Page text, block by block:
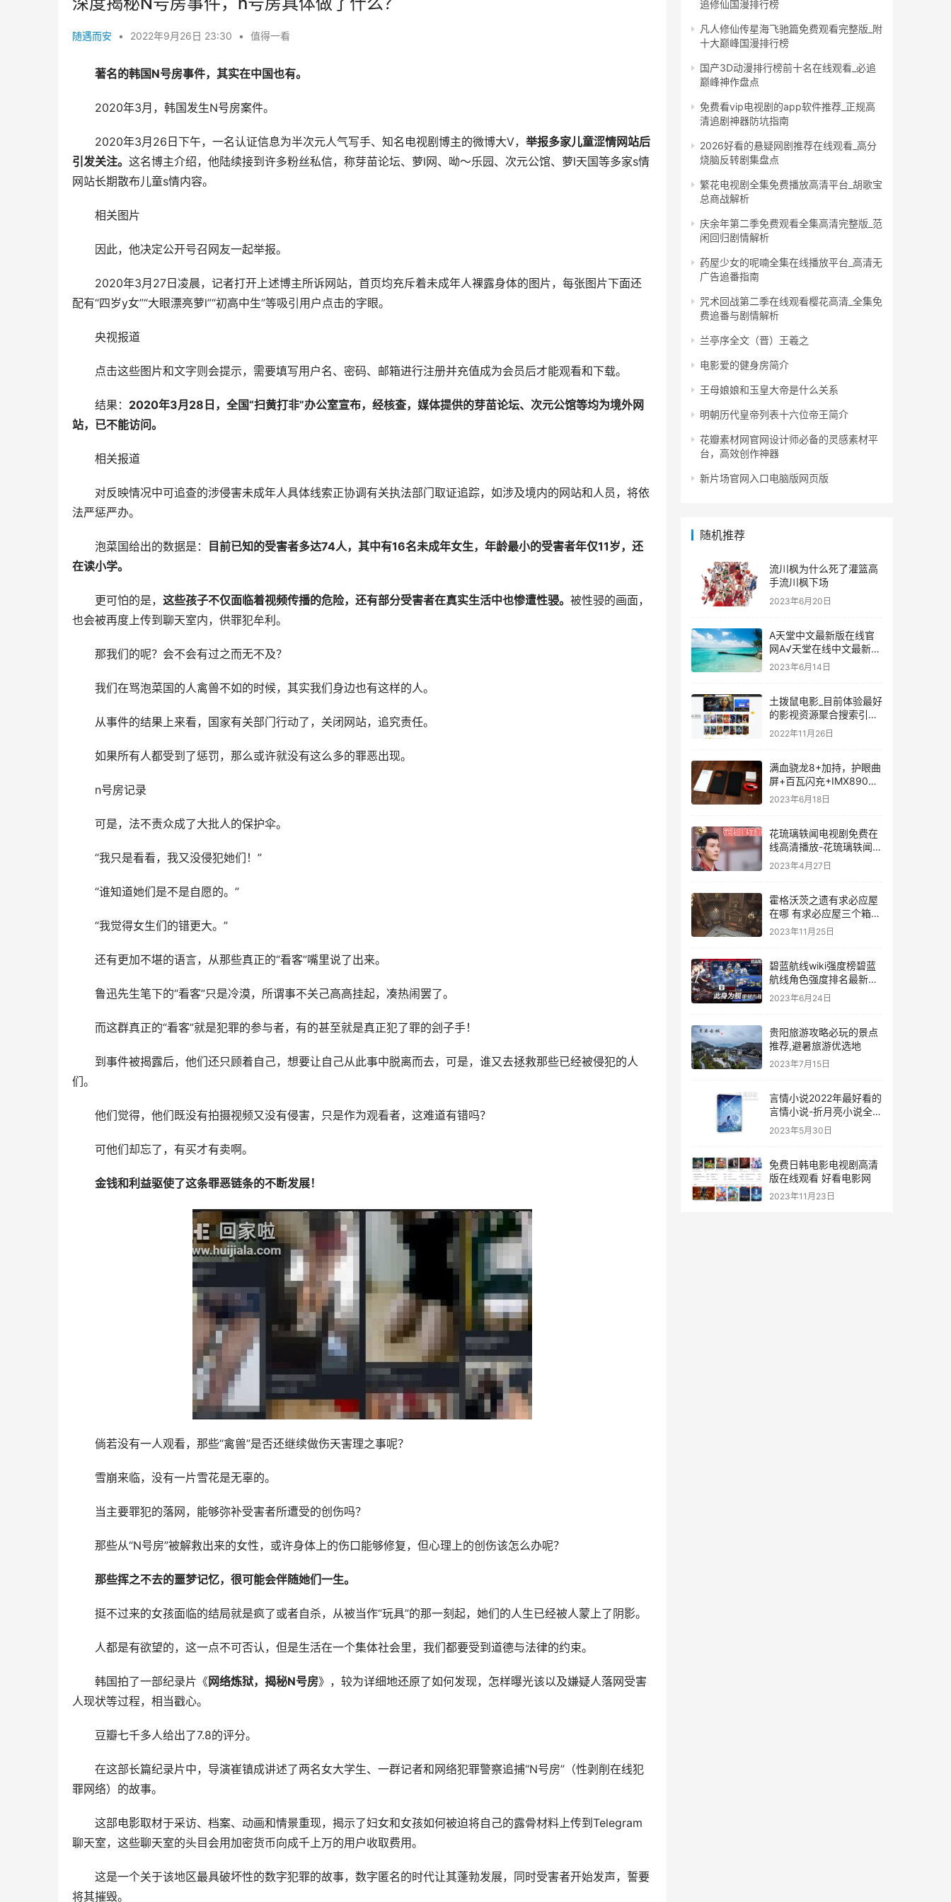
随遇而安 • 2022年9月26日 23:30 • 值得一看
著名的韩国N号房事件，其实在中国也有。
2020年3月，韩国发生N号房案件。
2020年3月26日下午，一名认证信息为半次元人气写手、知名电视剧博主的微博大V， 举报多家儿童涩情网站后
引发关注。 这名博主介绍，他陆续接到许多粉丝私信，称芽苗论坛、萝l网、呦～乐园、次元公馆、萝l天国等多家s情
网站长期散布儿童s情内容。
相关图片
因此，他决定公开号召网友一起举报。
2020年3月27日凌晨，记者打开上述博主所诉网站，首页均充斥着未成年人裸露身体的图片，每张图片下面还
配有“四岁y女”“大眼漂亮萝l”“初高中生”等吸引用户点击的字眼。
央视报道
点击这些图片和文字则会提示，需要填写用户名、密码、邮箱进行注册并充值成为会员后才能观看和下载。
结果： 2020年3月28日，全国“扫黄打非”办公室宣布，经核查，媒体提供的芽苗论坛、次元公馆等均为境外网
站，已不能访问。
相关报道
对反映情况中可追查的涉侵害未成年人具体线索正协调有关执法部门取证追踪，如涉及境内的网站和人员，将依
法严惩严办。
泡菜国给出的数据是：
目前已知的受害者多达74人，其中有16名未成年女生，年龄最小的受害者年仅11岁，还
在读小学。
更可怕的是， 这些孩子不仅面临着视频传播的危险，还有部分受害者在真实生活中也惨遭性骎。 被性骎的画面，
也会被再度上传到聊天室内，供罪犯牟利。
那我们的呢？会不会有过之而无不及？
我们在骂泡菜国的人禽兽不如的时候，其实我们身边也有这样的人。
从事件的结果上来看，国家有关部门行动了，关闭网站，追究责任。
如果所有人都受到了惩罚，那么或许就没有这么多的罪恶出现。
n号房记录
可是，法不责众成了大批人的保护伞。
“我只是看看，我又没侵犯她们！”
“谁知道她们是不是自愿的。”
“我觉得女生们的错更大。”
还有更加不堪的语言，从那些真正的“看客”嘴里说了出来。
鲁迅先生笔下的“看客”只是冷漠，所谓事不关己高高挂起，凑热闹罢了。
而这群真正的“看客”就是犯罪的参与者，有的甚至就是真正犯了罪的刽子手！
到事件被揭露后，他们还只顾着自己，想要让自己从此事中脱离而去，可是，谁又去拯救那些已经被侵犯的人
们。
他们觉得，他们既没有拍摄视频又没有侵害，只是作为观看者，这难道有错吗？
可他们却忘了，有买才有卖啊。
金钱和利益驱使了这条罪恶链条的不断发展！
倘若没有一人观看，那些“禽兽”是否还继续做伤天害理之事呢？
雪崩来临，没有一片雪花是无辜的。
当主要罪犯的落网，能够弥补受害者所遭受的创伤吗？
那些从“N号房”被解救出来的女性，或许身体上的伤口能够修复，但心理上的创伤该怎么办呢？
那些挥之不去的噩梦记忆，很可能会伴随她们一生。
挺不过来的女孩面临的结局就是疯了或者自杀，从被当作“玩具”的那一刻起，她们的人生已经被人蒙上了阴影。
人都是有欲望的，这一点不可否认，但是生活在一个集体社会里，我们都要受到道德与法律的约束。
韩国拍了一部纪录片《网络炼狱，揭秘N号房》，较为详细地还原了如何发现，怎样曝光该以及嫌疑人落网受害
人现状等过程，相当戳心。
豆瓣七千多人给出了7.8的评分。
在这部长篇纪录片中，导演崔镇成讲述了两名女大学生、一群记者和网络犯罪警察追捕“N号房”（性剥削在线犯
罪网络）的故事。
这部电影取材于采访、档案、动画和情景重现，揭示了妇女和女孩如何被迫将自己的露骨材料上传到Telegram
聊天室，这些聊天室的头目会用加密货币向成千上万的用户收取费用。
这是一个关于该地区最具破坏性的数字犯罪的故事，数字匿名的时代让其蓬勃发展，同时受害者开始发声，誓要
将其摧毁。
追修仙国漫排行榜
凡人修仙传星海飞驰篇免费观看完整版_附
十大巅峰国漫排行榜
国产3D动漫排行榜前十名在线观看_必追
巅峰神作盘点
免费看vip电视剧的app软件推荐_正规高
清追剧神器防坑指南
2026好看的悬疑网剧推荐在线观看_高分
烧脑反转剧集盘点
繁花电视剧全集免费播放高清平台_胡歌宝
总商战解析
庆余年第二季免费观看全集高清完整版_范
闲回归剧情解析
药屋少女的呢喃全集在线播放平台_高清无
广告追番指南
咒术回战第二季在线观看樱花高清_全集免
费追番与剧情解析
兰亭序全文（晋）王羲之
电影爱的健身房简介
王母娘娘和玉皇大帝是什么关系
明朝历代皇帝列表十六位帝王简介
花瓣素材网官网设计师必备的灵感素材平
台，高效创作神器
新片场官网入口电脑版网页版
随机推荐
流川枫为什么死了灌篮高
手流川枫下场
2023年6月20日
A天堂中文最新版在线官
网A√天堂在线中文最新版
下载2022
2023年6月14日
土拨鼠电影_目前体验最好
的影视资源聚合搜索引
擎，帮你瞬间找到好片子
2022年11月26日
满血骁龙8+加持，护眼曲
屏+百瓦闪充+IMX890，
还有16+512G大内存
2023年6月18日
花琉璃轶闻电视剧免费在
线高清播放-花琉璃轶闻电
视剧剧情介绍
2023年4月27日
霍格沃茨之遗有求必应屋
在哪 有求必应屋三个箱子
霍格沃茨之遗官网
2023年11月25日
碧蓝航线wiki强度榜碧蓝
航线角色强度排名最新碧
蓝航线官网
2023年6月24日
贵阳旅游攻略必玩的景点
推荐,避暑旅游优选地
2023年7月15日
言情小说2022年最好看的
言情小说-折月亮小说全文
免费阅读
2023年5月30日
免费日韩电影电视剧高清
版在线观看 好看电影网
2023年11月23日